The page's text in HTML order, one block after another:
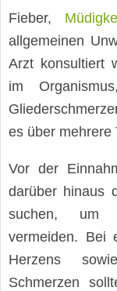
Fieber,
allgemeinen
Arzt konsultiert
im
es über mehrere
Vor der
darüber hinaus
suchen, um
vermeiden. Bei
Herzens
Schmerzen